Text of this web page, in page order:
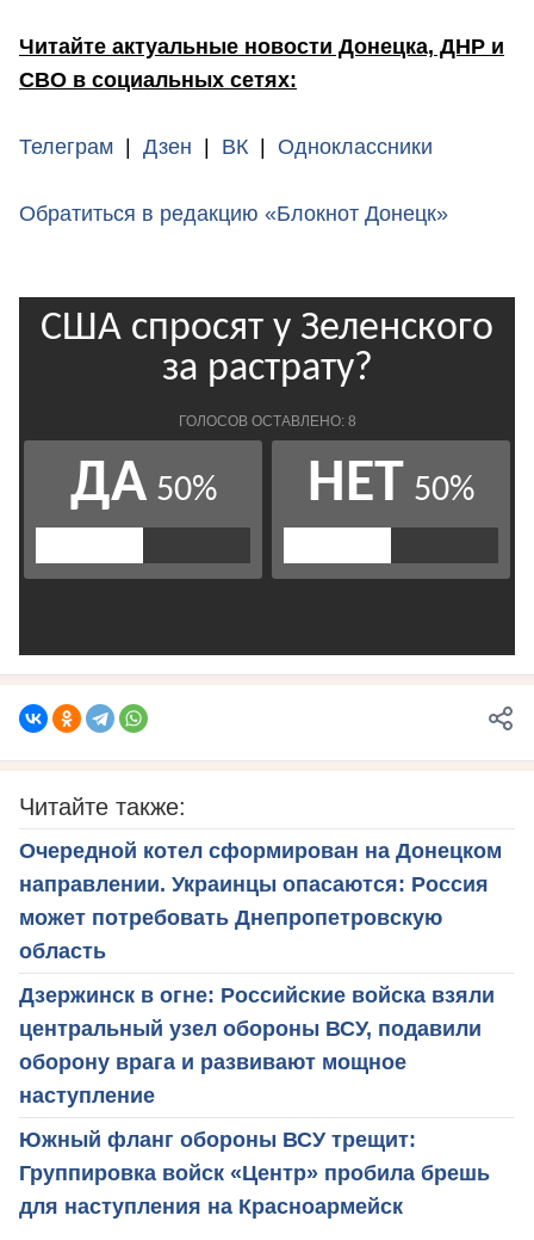
Читайте актуальные новости Донецка, ДНР и
СВО в социальных сетях:
Телеграм | Дзен | ВК | Одноклассники
Обратиться в редакцию «Блокнот Донецк»
Читайте также:
Очередной котел сформирован на Донецком
направлении. Украинцы опасаются: Россия
может потребовать Днепропетровскую
область
Дзержинск в огне: Российские войска взяли
центральный узел обороны ВСУ, подавили
оборону врага и развивают мощное
наступление
Южный фланг обороны ВСУ трещит:
Группировка войск «Центр» пробила брешь
для наступления на Красноармейск